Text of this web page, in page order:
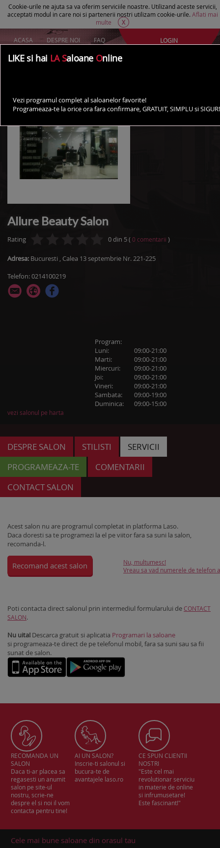
Cookie-urile ne ajuta sa va oferim serviciile noastre. Utilizand aceste servicii,
acceptati modul in care noi si partenerii nostri utilizam cookie-urile. Aflati mai
multe
X
ACASA DESPRE NOI FAQ
AI UN SALON?
LOGIN
Allure Beauty Salon
Rating 0din 5( 0 comentarii )
Adresa: Bucuresti , Calea 13 septembrie Nr. 221-225
Telefon: 0214100219
Program:
Luni:
09:00-21:00
Marti:
09:00-21:00
Miercuri:
09:00-21:00
Joi:
09:00-21:00
Vineri:
09:00-21:00
Sambata:
09:00-19:00
Duminica:
09:00-15:00
vezi salonul pe harta
DESPRE SALON STILISTI
SERVICII
PROGRAMEAZA-TE
COMENTARII
CONTACT SALON
Acest salon nu are programul completat in platforma Laso.
Daca doresti sa te programezi la el pe viitor fara sa suni la salon,
recomanda-l.
Recomand acest salon
Nu, multumesc!
Vreau sa vad numerele de telefon
Poti contacta direct salonul prin intermediul formularului de CONTACT
SALON.
Nu uita! Descarca gratuit si aplicatia Programari la saloane
si programeaza-te direct de pe telefonul mobil, fara sa suni sau sa fii
sunat de salon.
RECOMANDA UN
SALON
Daca ti-ar placea sa
regasesti un anumit
salon pe site-ul
nostru, scrie-ne
despre el si noi il vom
contacta pentru tine!
AI UN SALON?
Inscrie-ti salonul si
bucura-te de
avantajele laso.ro
CE SPUN CLIENTII
NOSTRI
"Este cel mai
revolutionar serviciu
in materie de online
si infrumusetare!
Este fascinant!"
Cele mai bune saloane din orasul tau
LIKE si hai LA Saloane Online
Vezi programul complet al saloanelor favorite!
Programeaza-te la orice ora fara confirmare, GRATUIT, SIMPLU si SIGUR!